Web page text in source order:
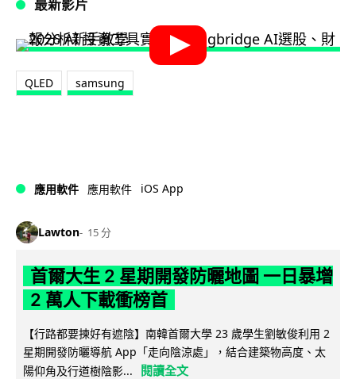
最新影片
QLED samsung
應用軟件 應用軟件 iOS App
Lawton 15 分
首爾大生 2 星期開發防曬地圖 一日暴增
2 萬人下載衝榜首
【行路都要揀好有遮陰】南韓首爾大學 23 歲學生劉敏俊利用 2
星期開發防曬導航 App「走向陰涼處」，結合建築物高度、太
陽仰角及行道樹陰影...
閱讀全文